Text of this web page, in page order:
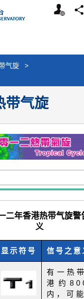
个
分
气旋
>
带气旋
二年香港热带气旋警
义
显示符号 信号之意
有一热
港约
内，可